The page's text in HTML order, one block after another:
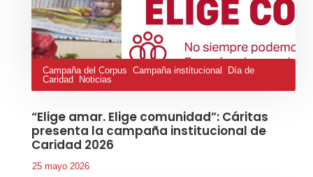
Campaña del Corpus Campaña institucional
Día de
Caridad Noticias
“Elige amar. Elige comunidad”: Cáritas
presenta la campaña institucional de
Caridad 2026
25 mayo 2026